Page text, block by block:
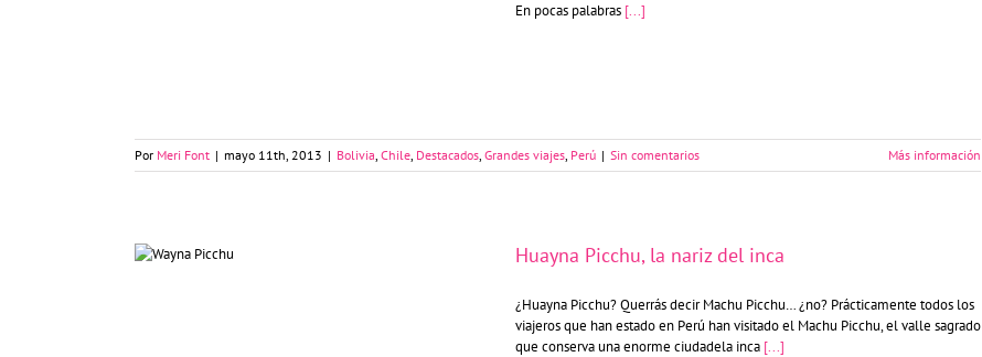
En pocas palabras [...]
Por Meri Font | mayo 11th, 2013 | Bolivia, Chile, Destacados, Grandes viajes, Perú | Sin comentarios Más información
Huayna Picchu, la nariz del inca
¿Huayna Picchu? Querrás decir Machu Picchu… ¿no? Prácticamente todos los
viajeros que han estado en Perú han visitado el Machu Picchu, el valle sagrado
que conserva una enorme ciudadela inca [...]